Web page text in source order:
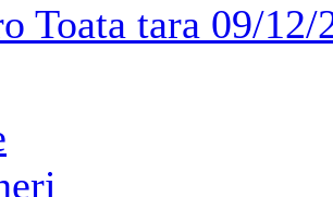
Toata tara 09/12/